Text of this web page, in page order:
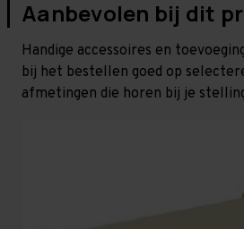
Aanbevolen bij dit
Handige accessoires en
bij het bestellen goed op
afmetingen die horen bij je